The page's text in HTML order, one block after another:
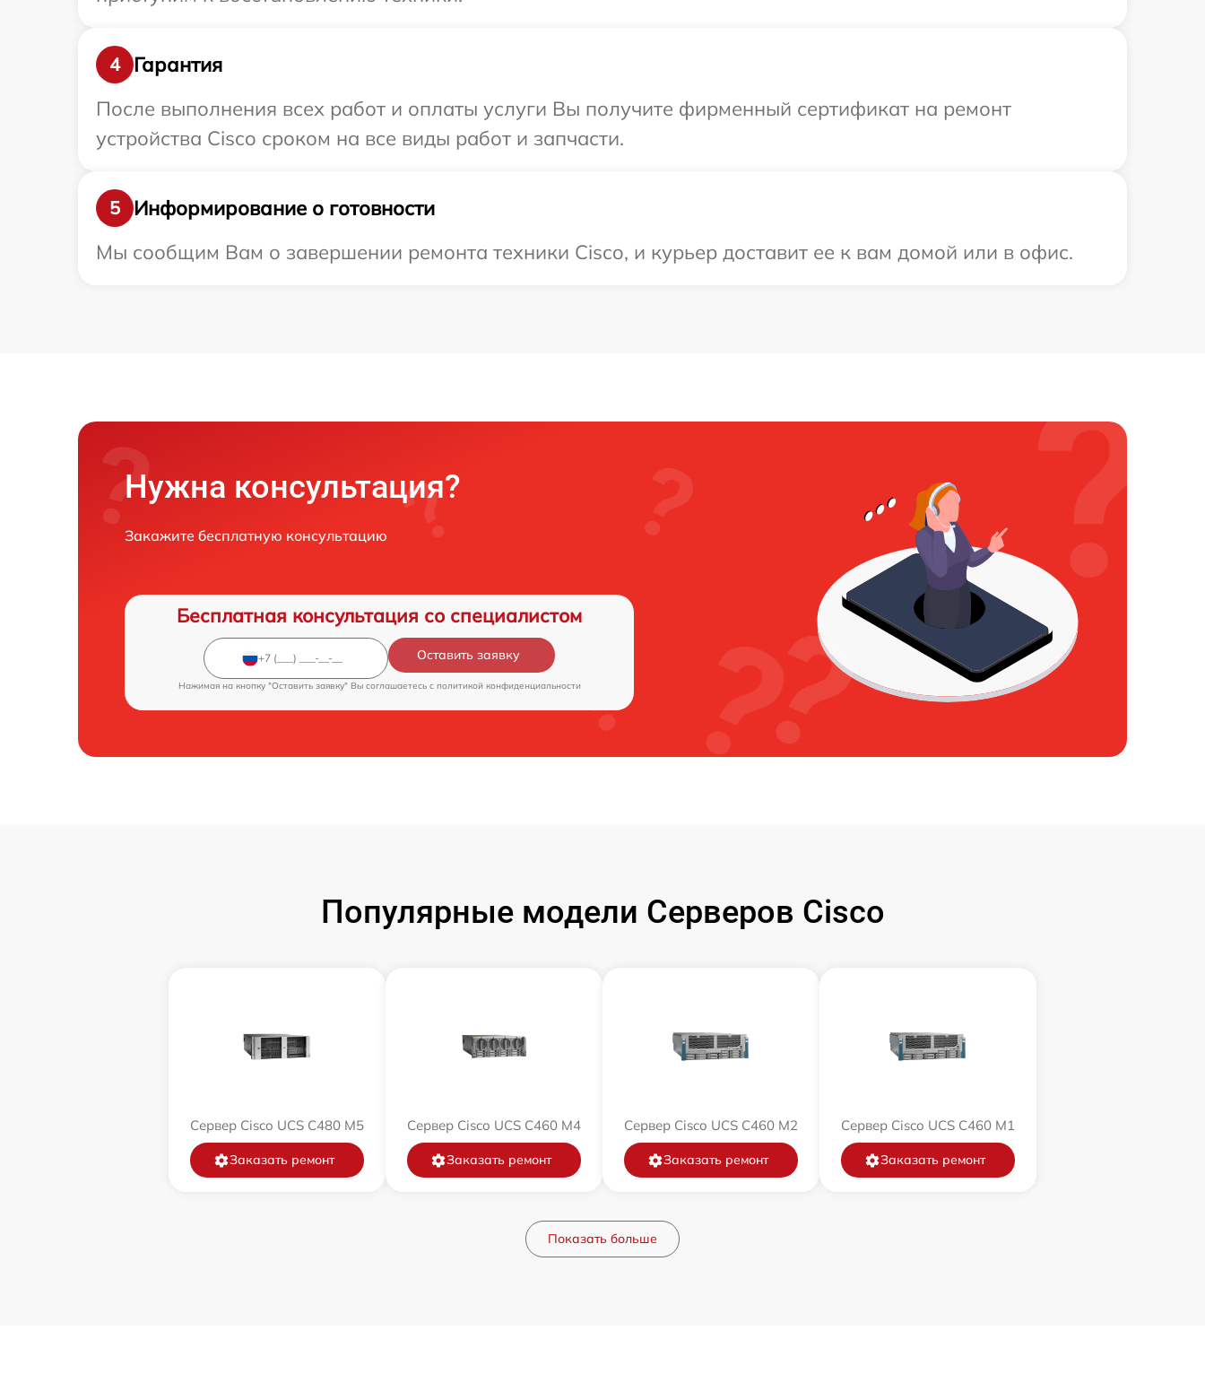
4
Гарантия
После выполнения всех работ и оплаты услуги Вы получите фирменный сертификат на ремонт
устройства Cisco сроком на все виды работ и запчасти.
5
Информирование о готовности
Мы сообщим Вам о завершении ремонта техники Cisco, и курьер доставит ее к вам домой или в офис.
Нужна консультация?
Закажите бесплатную консультацию
Бесплатная консультация со специалистом
Оставить заявку
Нажимая на кнопку "Оставить заявку" Вы соглашаетесь c политикой конфиденциальности
Популярные модели Серверов Cisco
Сервер Cisco UCS C480 M5
Заказать ремонт
Сервер Cisco UCS C460 M4
Заказать ремонт
Сервер Cisco UCS C460 M2
Заказать ремонт
Сервер Cisco UCS C460 M1
Заказать ремонт
Показать больше